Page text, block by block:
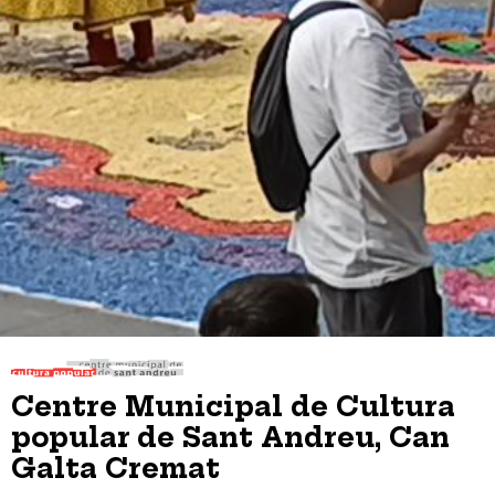
Centre Municipal de Cultura
popular de Sant Andreu, Can
Galta Cremat